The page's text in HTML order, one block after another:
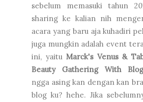
sebelum memasuki tahun
sharing ke kalian nih
acara yang baru aja kuhadiri
juga mungkin adalah event
ini, yaitu Marck's Venus &
Beauty Gathering With
ngga asing kan dengan kan
blog ku? hehe. Jika